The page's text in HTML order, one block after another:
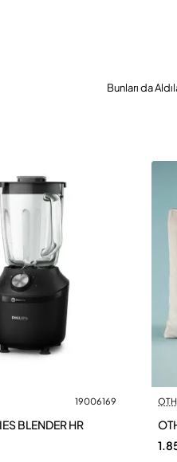
Bunları da
19006169
BLENDER HR